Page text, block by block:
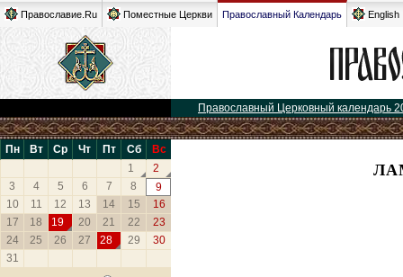
Православие.Ru Поместные Церкви Православный Календарь English
Православный Церковный календарь
Пн Вт Ср Чт Пт Сб
Вс
1
2
3
4 5 6 7 8
9
10
11 12 13 14 15
16
17
18 19 20 21 22
23
24
25 26 27 28 29
30
31